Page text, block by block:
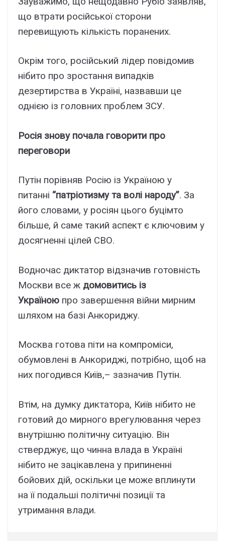
що втрати російської сторони
перевищують кількість поранених.
Окрім того, російський лідер повідомив
нібито про зростання випадків
дезертирства в Україні, назвавши це
однією із головних проблем ЗСУ.
Росія знову почала говорити про
переговори
Путін порівняв Росію із Україною у
питанні “патріотизму та волі народу”. За
його словами, у росіян цього буцімто
більше, й саме такий аспект є ключовим у
досягненні цілей СВО.
Водночас диктатор відзначив готовність
Москви все ж домовитись із
Україною про завершення війни мирним
шляхом на базі Анкориджу.
Москва готова піти на компроміси,
обумовлені в Анкориджі, потрібно, щоб на
них погодився Київ,– зазначив Путін.
Втім, на думку диктатора, Київ нібито не
готовий до мирного врегулювання через
внутрішню політичну ситуацію. Він
стверджує, що чинна влада в Україні
нібито не зацікавлена у припиненні
бойових дій, оскільки це може вплинути
на її подальші політичні позиції та
утримання влади.